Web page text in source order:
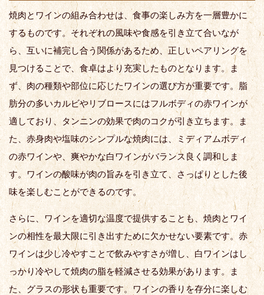
焼肉とワインの組み合わせは、食事の楽しみ方を一層豊かに
するものです。それぞれの風味や食感を引き立て合いなが
ら、互いに補完し合う関係があるため、正しいペアリングを
見つけることで、食卓はより充実したものとなります。ま
ず、肉の種類や部位に応じたワインの選び方が重要です。脂
肪分の多いカルビやリブロースにはフルボディの赤ワインが
適しており、タンニンの効果で肉のコクが引き立ちます。ま
た、赤身肉や塩味のシンプルな焼肉には、ミディアムボディ
の赤ワインや、爽やかな白ワインがバランス良く調和しま
す。ワインの酸味が肉の旨みを引き立て、さっぱりとした後
味を楽しむことができるのです。
さらに、ワインを適切な温度で提供することも、焼肉とワイ
ンの相性を最大限に引き出すために欠かせない要素です。赤
ワインは少し冷やすことで飲みやすさが増し、白ワインはし
っかり冷やして焼肉の脂を軽減させる効果があります。ま
た、グラスの形状も重要です。ワインの香りを存分に楽しむ